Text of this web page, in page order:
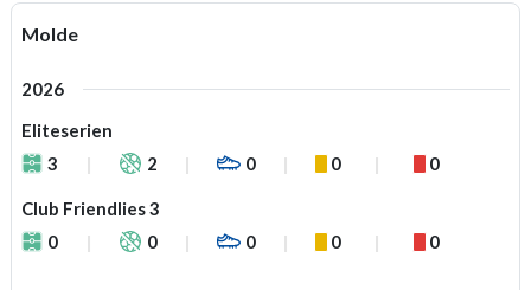
Molde
2026
Eliteserien
3
2 0 0 0
Club Friendlies 3
0
0 0 0 0